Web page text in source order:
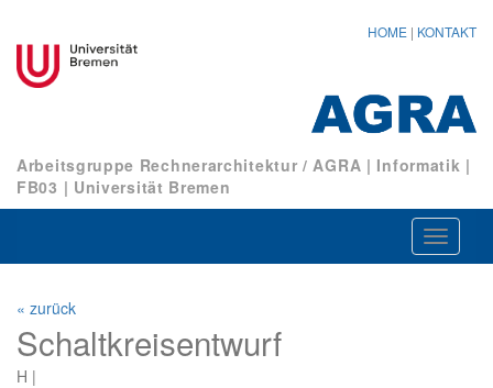
HOME | KONTAKT
Arbeitsgruppe Rechnerarchitektur / AGRA | Informatik |
FB03 | Universität Bremen
ein-/
« zurück
Schaltkreisentwurf
H |